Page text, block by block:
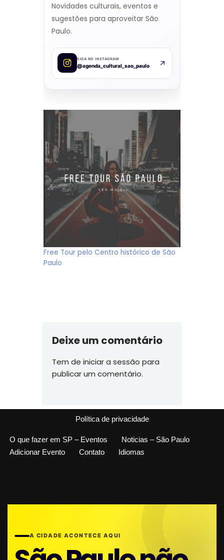
Novidades culturais, eventos e
sugestões para aproveitar São
Paulo.
SIGA NO INSTAGRAM
@agenda_cultural_sao_paulo
Free Tour pelo Centro histórico de São
Paulo
Deixe um comentário
Tem de iniciar a sessão para
publicar um comentário.
Política de privacidade
O que fazer em SP – Eventos
Noticias – São Paulo
Adicionar Evento
Contato Idiomas
A CIDADE ACONTECE AQUI